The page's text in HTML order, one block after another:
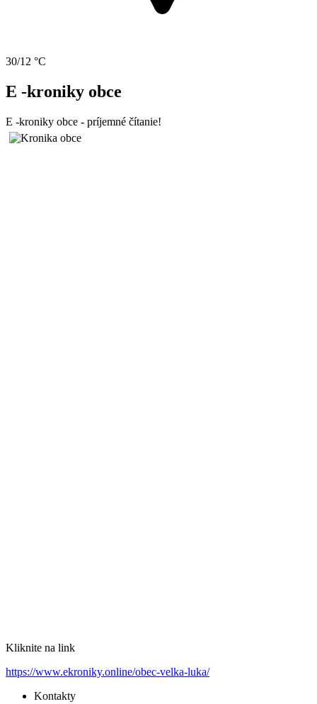
30/12 °C
E -kroniky obce
E -kroniky obce - príjemné čítanie!
Kliknite na link
https://www.ekroniky.online/obec-velka-luka/
Kontakty